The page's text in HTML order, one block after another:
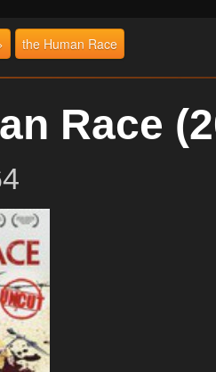
the Human Race
Race